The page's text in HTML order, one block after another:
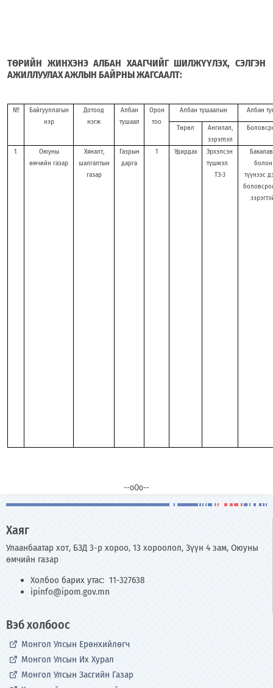
ТӨРИЙН ЖИНХЭНЭ АЛБАН ХААГЧИЙГ ШИЛЖҮҮЛЭХ, СЭЛГЭН
АЖИЛЛУУЛАХАЖЛЫН БАЙРНЫ ЖАГСААЛТ:
№
Байгууллагын
нэр
Дотоод
нэгж
Албан
тушаал
Орон
тоо
Албан тушаалын Албан
Төрөл
Ангилал,
зэрэглэл
1.
Оюуны
өмчийн газар
Хяналт,
шалгалтын
газар
Газрын
дарга
1 Удирдах
Эрхэлсэн
түшмэл
ТЗ-3
болон
түүнээс
--оОо--
Хаяг
Улаанбаатар хот, БЗД 3-р хороо, 13 хороолол, Зүүн 4 зам, Оюуны
өмчийн газар
Холбоо барих утас: 11-327638
ipinfo@ipom.gov.mn
Вэб холбоос
Монгол Улсын Ерөнхийлөгч
Монгол Улсын Их Хурал
Монгол Улсын Засгийн Газар